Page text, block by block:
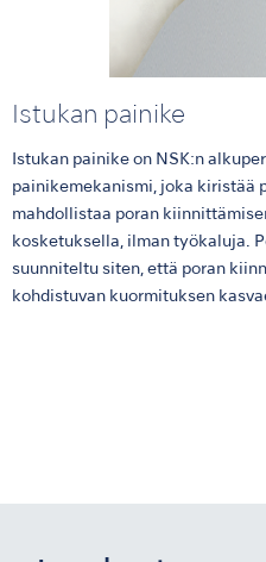
Istukan painike
Istukan painike on NSK:n
painikemekanismi, joka kiristää
mahdollistaa poran
kosketuksella, ilman työkaluja.
suunniteltu siten, että poran
kohdistuvan kuormituksen